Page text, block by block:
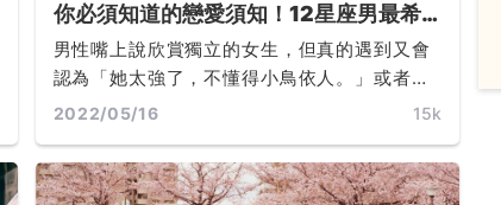
你必須知道的戀愛須知！12星座男最希
望女友擁有的特質都是哪些？魔羯需包
容、水瓶要溝通、射手愛女強人... ...
男性嘴上說欣賞獨立的女生，但真的遇到又會
認為「她太強了，不懂得小鳥依人。」或者開
出條件希望對方聰明，但真的遇到有腦袋的女
所以你們男生到底想怎樣？！！！OK，讓星座
來回答妳... ...
2022/05/16 15k